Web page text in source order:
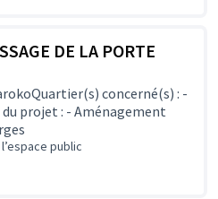
DE LA PORTE
concerné(s) : -
projet : - Aménagement
public